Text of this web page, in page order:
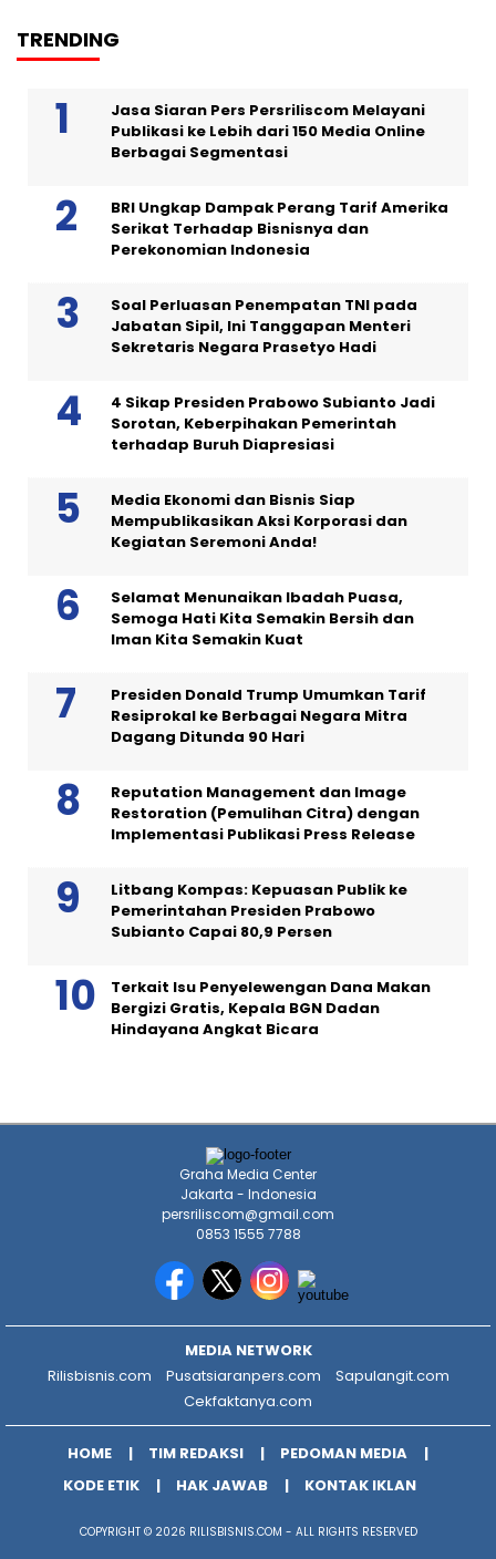
TRENDING
Jasa Siaran Pers Persriliscom Melayani
Publikasi ke Lebih dari 150 Media Online
Berbagai Segmentasi
BRI Ungkap Dampak Perang Tarif Amerika
Serikat Terhadap Bisnisnya dan
Perekonomian Indonesia
Soal Perluasan Penempatan TNI pada
Jabatan Sipil, Ini Tanggapan Menteri
Sekretaris Negara Prasetyo Hadi
4 Sikap Presiden Prabowo Subianto Jadi
Sorotan, Keberpihakan Pemerintah
terhadap Buruh Diapresiasi
Media Ekonomi dan Bisnis Siap
Mempublikasikan Aksi Korporasi dan
Kegiatan Seremoni Anda!
Selamat Menunaikan Ibadah Puasa,
Semoga Hati Kita Semakin Bersih dan
Iman Kita Semakin Kuat
Presiden Donald Trump Umumkan Tarif
Resiprokal ke Berbagai Negara Mitra
Dagang Ditunda 90 Hari
Reputation Management dan Image
Restoration (Pemulihan Citra) dengan
Implementasi Publikasi Press Release
Litbang Kompas: Kepuasan Publik ke
Pemerintahan Presiden Prabowo
Subianto Capai 80,9 Persen
Terkait Isu Penyelewengan Dana Makan
Bergizi Gratis, Kepala BGN Dadan
Hindayana Angkat Bicara
Graha Media Center
Jakarta - Indonesia
persriliscom@gmail.com
0853 1555 7788
MEDIA NETWORK
Rilisbisnis.com
Pusatsiaranpers.com
Sapulangit.com
Cekfaktanya.com
HOME TIM REDAKSI
PEDOMAN MEDIA
KODE ETIK
HAK JAWAB KONTAK IKLAN
COPYRIGHT © 2026 RILISBISNIS.COM - ALL RIGHTS RESERVED